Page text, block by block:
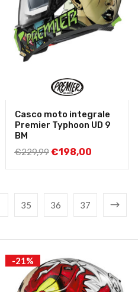
Casco moto integrale
Premier Typhoon UD 9
BM
€229,99€198,00
35 36 37
-21%